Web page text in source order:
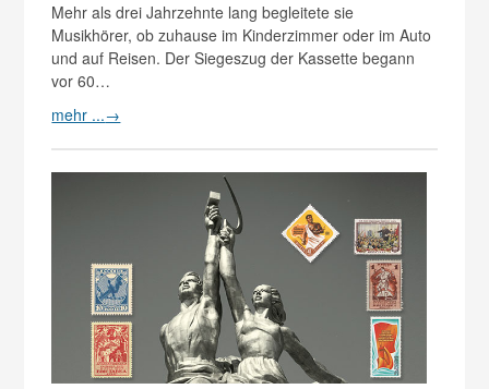
Mehr als drei Jahrzehnte lang begleitete sie
Musikhörer, ob zuhause im Kinderzimmer oder im Auto
und auf Reisen. Der Siegeszug der Kassette begann
vor 60…
mehr ...→